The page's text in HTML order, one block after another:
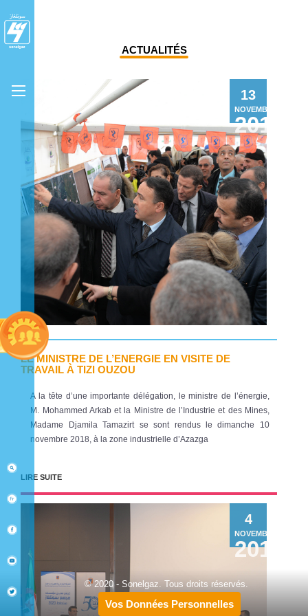
ACTUALITÉS
13
NOVEMBRE
2019
LE MINISTRE DE L’ENERGIE EN VISITE DE
TRAVAIL À TIZI OUZOU
A la tête d’une importante délégation, le ministre de l’énergie,
M. Mohammed Arkab et la Ministre de l’Industrie et des Mines,
Madame Djamila Tamazirt se sont rendus le dimanche 10
novembre 2018, à la zone industrielle d’Azazga
LIRE SUITE
4
NOVEMBRE
2019
© 2020 - Sonelgaz. Tous droits réservés.
Vos Données Personnelles